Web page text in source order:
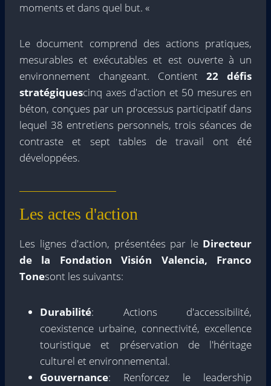
moments et dans quel but. «
Le document comprend des actions pratiques,
mesurables et exécutables et est ouverte à un
environnement changeant. Contient 22 défis
stratégiquescinq axes d'action et 50 mesures en
béton, conçues par un processus participatif dans
lequel 38 entretiens personnels, trois séances de
contraste et sept tables de travail ont été
développées.
Les actes d'action
Les lignes d'action, présentées par le Directeur
de la Fondation Visión Valencia, Franco
Tonesont les suivants:
Durabilité: Actions d'accessibilité,
coexistence urbaine, connectivité, excellence
touristique et préservation de l'héritage
culturel et environnemental.
Gouvernance: Renforcez le leadership